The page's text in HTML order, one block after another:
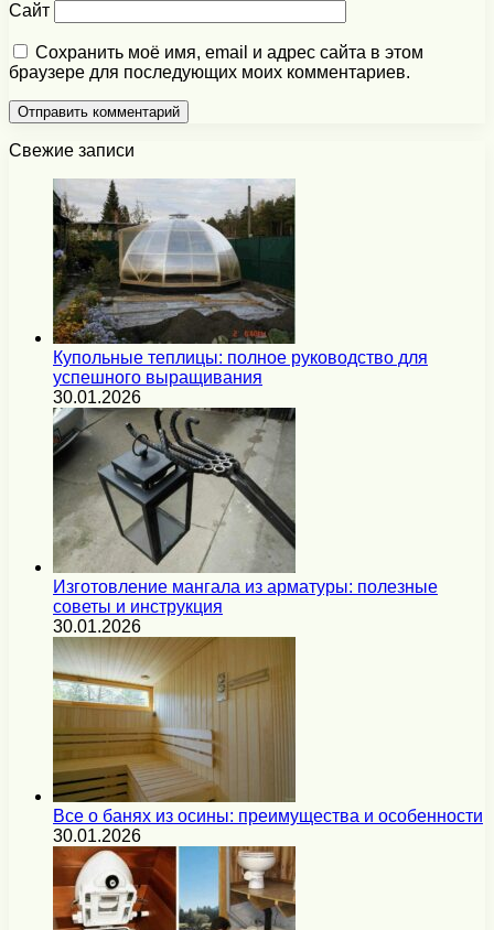
Сайт
Сохранить моё имя, email и адрес сайта в этом
браузере для последующих моих комментариев.
Свежие записи
Купольные теплицы: полное руководство для
успешного выращивания
30.01.2026
Изготовление мангала из арматуры: полезные
советы и инструкция
30.01.2026
Все о банях из осины: преимущества и особенности
30.01.2026